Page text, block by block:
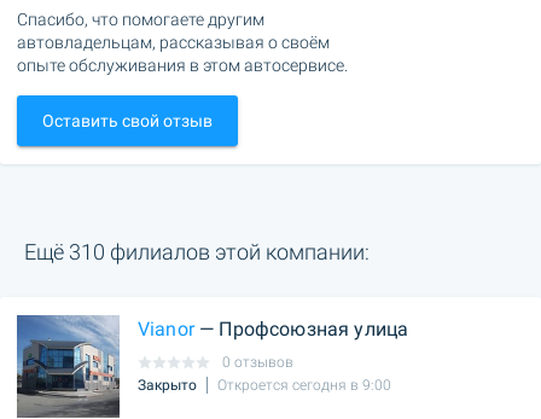
Спасибо, что помогаете другим
автовладельцам, рассказывая о своём
опыте обслуживания в этом автосервисе.
Оставить свой отзыв
Ещё 310 филиалов этой компании:
Vianor— Профсоюзная улица
0 отзывов
Закрыто
Откроется сегодня в 9:00